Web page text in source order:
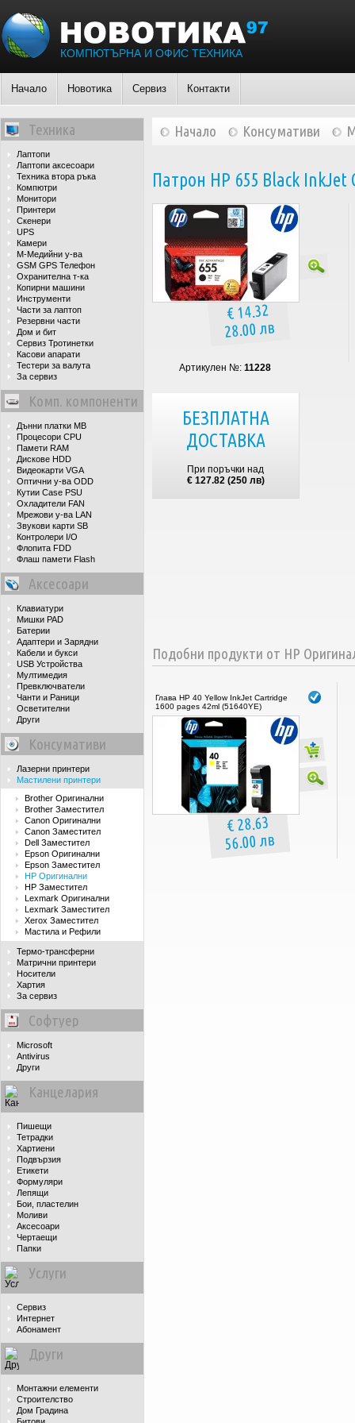
КОМПЮТЪРНА И ОФИС ТЕХНИКА
Начало Новотика Сервиз Контакти
Техника
Лаптопи
Лаптопи аксесоари
Техника втора ръка
Компютри
Монитори
Принтери
Скенери
UPS
Камери
М-Медийни у-ва
GSM GPS Телефон
Охранителна т-ка
Копирни машини
Инструменти
Части за лаптоп
Резервни части
Дом и бит
Сервиз Тротинетки
Касови апарати
Тестери за валута
За сервиз
Комп. компоненти
Дънни платки MB
Процесори CPU
Памети RAM
Дискове HDD
Видеокарти VGA
Оптични у-ва ODD
Кутии Case PSU
Охладители FAN
Мрежови у-ва LAN
Звукови карти SB
Контролери I/O
Флопита FDD
Флаш памети Flash
Аксесоари
Клавиатури
Мишки PAD
Батерии
Адаптери и Зарядни
Кабели и букси
USB Устройства
Мултимедия
Превключватели
Чанти и Раници
Осветителни
Други
Консумативи
Лазерни принтери
Мастилени принтери
Brother Оригинални
Brother Заместител
Canon Оригинални
Canon Заместител
Dell Заместител
Epson Оригинални
Epson Заместител
HP Оригинални
HP Заместител
Lexmark Оригинални
Lexmark Заместител
Xerox Заместител
Мастила и Рефили
Термо-трансферни
Матрични принтери
Носители
Хартия
За сервиз
Софтуер
Microsoft
Antivirus
Други
Канцелария
Пишещи
Тетрадки
Хартиени
Подвързия
Етикети
Формуляри
Лепящи
Бои, пластелин
Моливи
Аксесоари
Чертаещи
Папки
Услуги
Сервиз
Интернет
Абонамент
Други
Монтажни елементи
Строителство
Дом Градина
Начало Консумативи
Патрон HP 655 Black InkJet
€ 14.32
28.00 лв
Артикулен №: 11228
БЕЗПЛАТНА
ДОСТАВКА
При поръчки над
€ 127.82 (250 лв)
Подобни продукти от HP
Глава HP 40 Yellow InkJet Cartridge
1600 pages 42ml (51640YE)
€ 28.63
56.00 лв